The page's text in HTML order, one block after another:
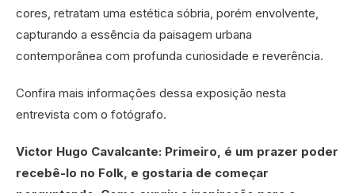
cores, retratam uma estética sóbria, porém envolvente,
capturando a essência da paisagem urbana
contemporânea com profunda curiosidade e reverência.
Confira mais informações dessa exposição nesta
entrevista com o fotógrafo.
Victor Hugo Cavalcante: Primeiro, é um prazer poder
recebê-lo no Folk, e gostaria de começar